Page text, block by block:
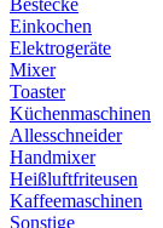
Bestecke
Einkochen
Elektrogeräte
Mixer
Toaster
Küchenmaschinen
Allesschneider
Handmixer
Heißluftfriteusen
Kaffeemaschinen
Sonstige